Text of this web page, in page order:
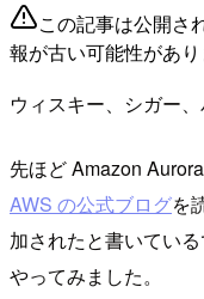
この記事は公開さ
報が古い可能性があり
ウィスキー、シガー
先ほど Amazon
AWS の公式ブログを
加されたと書いてい
やってみました。